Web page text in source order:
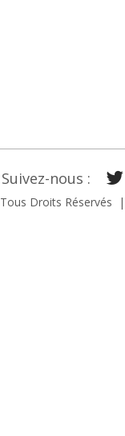
Suivez-nous :
Tous Droits Réservés